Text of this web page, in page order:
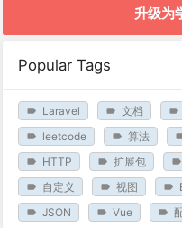
升级为
Popular Tags
Laravel 文档
leetcode
算法
HTTP
扩展包
自定义
视图
JSON
Vue